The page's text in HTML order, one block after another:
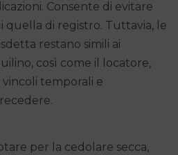
Consente di evitare
quella di registro. Tuttavia, le
restano simili ai
così come il locatore,
temporali e
per la cedolare secca,